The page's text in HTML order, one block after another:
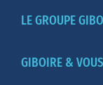
LE GROUPE
GIBOIRE & VOUS